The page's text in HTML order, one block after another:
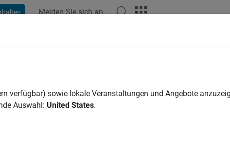
Melden Sie sich an
How useful was this information?
verfügbar) sowie lokale Veranstaltungen und Angebote
Auswahl: United States.